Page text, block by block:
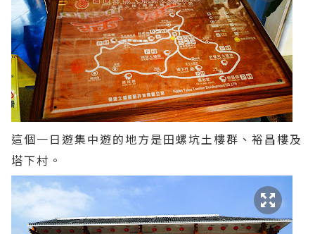
這個一日遊集中遊的地方是田螺坑土樓群、裕昌樓及
塔下村。